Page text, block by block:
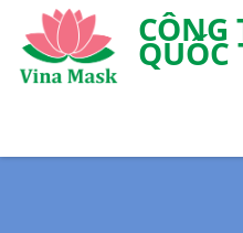
CÔNG
QUỐC